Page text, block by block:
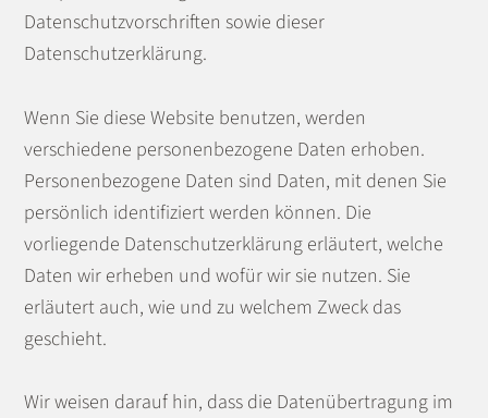
Datenschutzvorschriften sowie dieser
Datenschutzerklärung.
Wenn Sie diese Website benutzen, werden
verschiedene personenbezogene Daten erhoben.
Personenbezogene Daten sind Daten, mit denen Sie
persönlich identifiziert werden können. Die
vorliegende Datenschutzerklärung erläutert, welche
Daten wir erheben und wofür wir sie nutzen. Sie
erläutert auch, wie und zu welchem Zweck das
geschieht.
Wir weisen darauf hin, dass die Datenübertragung im